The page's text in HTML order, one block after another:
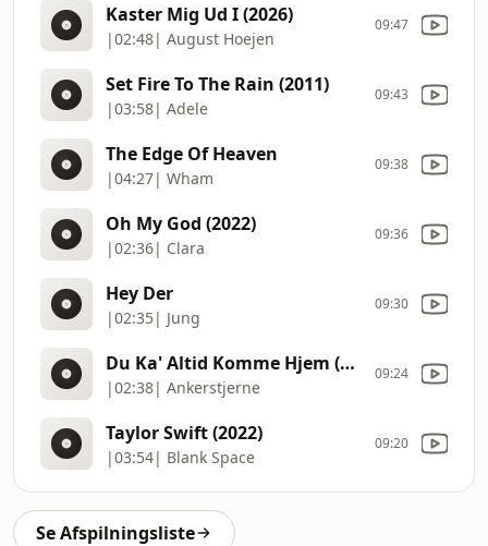
Kaster Mig Ud I (2026)
|02:48| August Hoejen
09:47
Set Fire To The Rain (2011)
|03:58| Adele
09:43
The Edge Of Heaven
|04:27| Wham
09:38
Oh My God (2022)
|02:36| Clara
09:36
Hey Der
|02:35| Jung
09:30
Du Ka' Altid Komme Hjem (2026)
|02:38| Ankerstjerne
09:24
Taylor Swift (2022)
|03:54| Blank Space
09:20
Se Afspilningsliste